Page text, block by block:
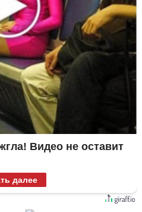
Видео не оставит
далее